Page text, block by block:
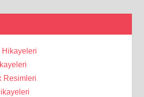
Hikayeleri
Resimleri